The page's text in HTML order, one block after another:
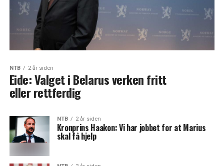
NTB 2 år siden
Eide: Valget i Belarus verken fritt
eller rettferdig
NTB 2 år siden
Kronprins Haakon: Vi har jobbet for at Marius
skal få hjelp